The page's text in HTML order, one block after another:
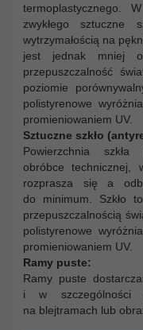
termoplastycznego.
zwykłego sztuczne
wytrzymałością na
jest jednak mniej
przepuszczalność
poziomie
polistyrenowe
promieniowaniem UV.
Sztuczne szkło
Powierzchnia szkła
obróbce technicznej,
rozprasza się a
do minimum. Szkło
przepuszczalnością
polistyrenowe
promieniowaniem UV.
Ramy puste:
Ramy puste
i w szczególności
na blejtramach lub